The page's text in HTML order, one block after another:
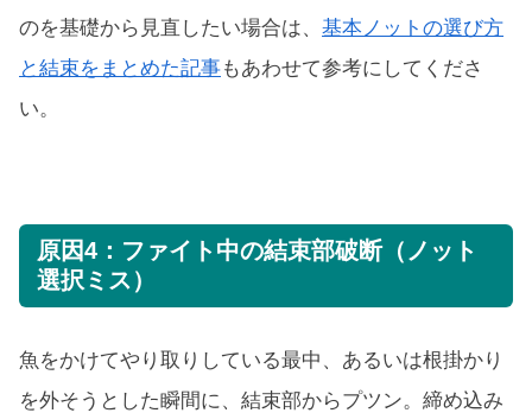
のを基礎から見直したい場合は、 基本ノットの選び方
と結束をまとめた記事もあわせて参考にしてくださ
い。
原因4：ファイト中の結束部破断（ノット
選択ミス）
魚をかけてやり取りしている最中、あるいは根掛かり
を外そうとした瞬間に、結束部からプツン。締め込み